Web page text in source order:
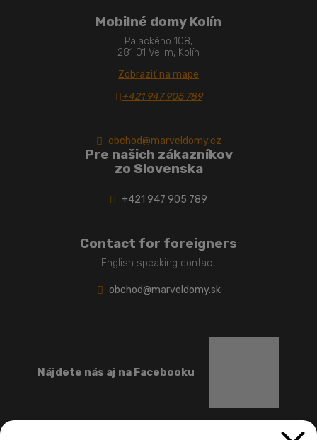
Mobilné domy Kolín
Palackého 108,
281 01 Velim, Kolín
Zobraziť na mape
+421 947 905 789
obchod@marveldomy.cz
Pre našich zákazníkov
zo Slovenska
+421 947 905 789
Contact for foreigners
English speaking contact
obchod@marveldomy.sk
Nájdete nás aj na Facebooku